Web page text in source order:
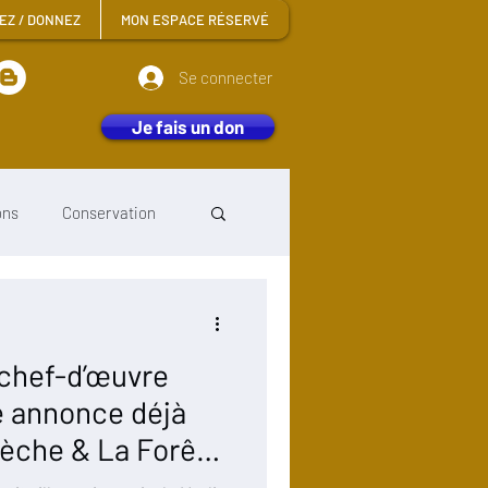
/ DONNEZ MON ESPACE RÉSERVÉ
Se connecter
Je fais un don
Conservation
d’œuvre
déjà
& La Forêt